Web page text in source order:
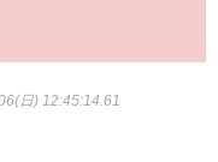
日) 12:45:14.61